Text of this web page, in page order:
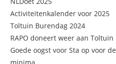
Activiteitenkalender voor 2025
Toltuin Burendag 2024
RAPO doneert weer aan Toltuin
Goede oogst voor Sta op voor de
minima